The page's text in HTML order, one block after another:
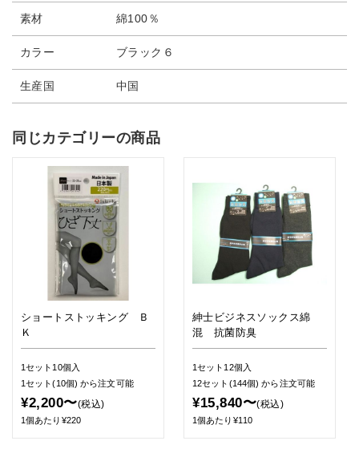
素材 綿100％
カラー ブラック６
生産国 中国
同じカテゴリーの商品
ショートストッキング Ｂ
Ｋ
1セット10個入
1セット(10個)から注文可能
¥2,200〜(税込)
1個あたり¥220
紳士ビジネスソックス綿
混 抗菌防臭
1セット12個入
12セット(144個)から注文可能
¥15,840〜(税込)
1個あたり¥110